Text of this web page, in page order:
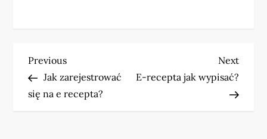
N
a
Previous
Post
Previous
Jak zarejestrować
się na e recepta?
Next
Post
Next
E-recepta jak wypisać?